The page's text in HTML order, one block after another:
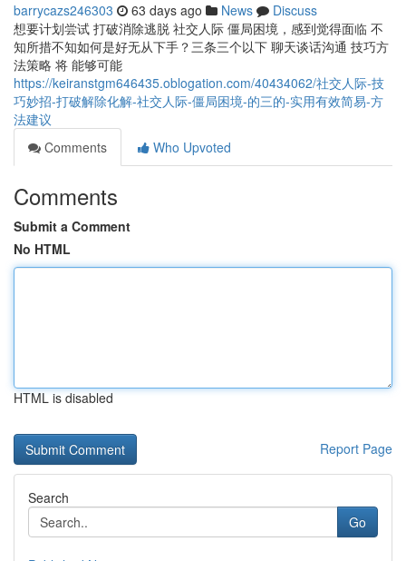
barrycazs246303 63 days ago News
Discuss
想要计划尝试 打破消除逃脱 社交人际 僵局困境，感到觉得面临 不
知所措不知如何是好无从下手？三条三个以下 聊天谈话沟通 技巧方
法策略 将 能够可能
https://keiranstgm646435.oblogation.com/40434062/社交人际-技
巧妙招-打破解除化解-社交人际-僵局困境-的三的-实用有效简易-方
法建议
Comments
Who Upvoted
Comments
Submit a Comment
No HTML
HTML is disabled
Report Page
Search
Go